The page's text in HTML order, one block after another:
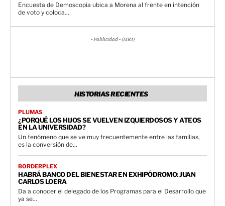
Encuesta de Demoscopia ubica a Morena al frente en intención
de voto y coloca...
- Publicidad - (MR1)
HISTORIAS RECIENTES
PLUMAS
¿PORQUÉ LOS HIJOS SE VUELVEN IZQUIERDOSOS Y ATEOS
EN LA UNIVERSIDAD?
Un fenómeno que se ve muy frecuentemente entre las familias,
es la conversión de...
BORDERPLEX
HABRÁ BANCO DEL BIENESTAR EN EXHIPÓDROMO: JUAN
CARLOS LOERA
Da a conocer el delegado de los Programas para el Desarrollo que
ya se...